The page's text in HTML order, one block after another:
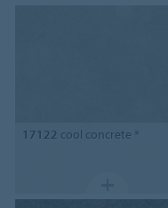
17122 cool concrete *